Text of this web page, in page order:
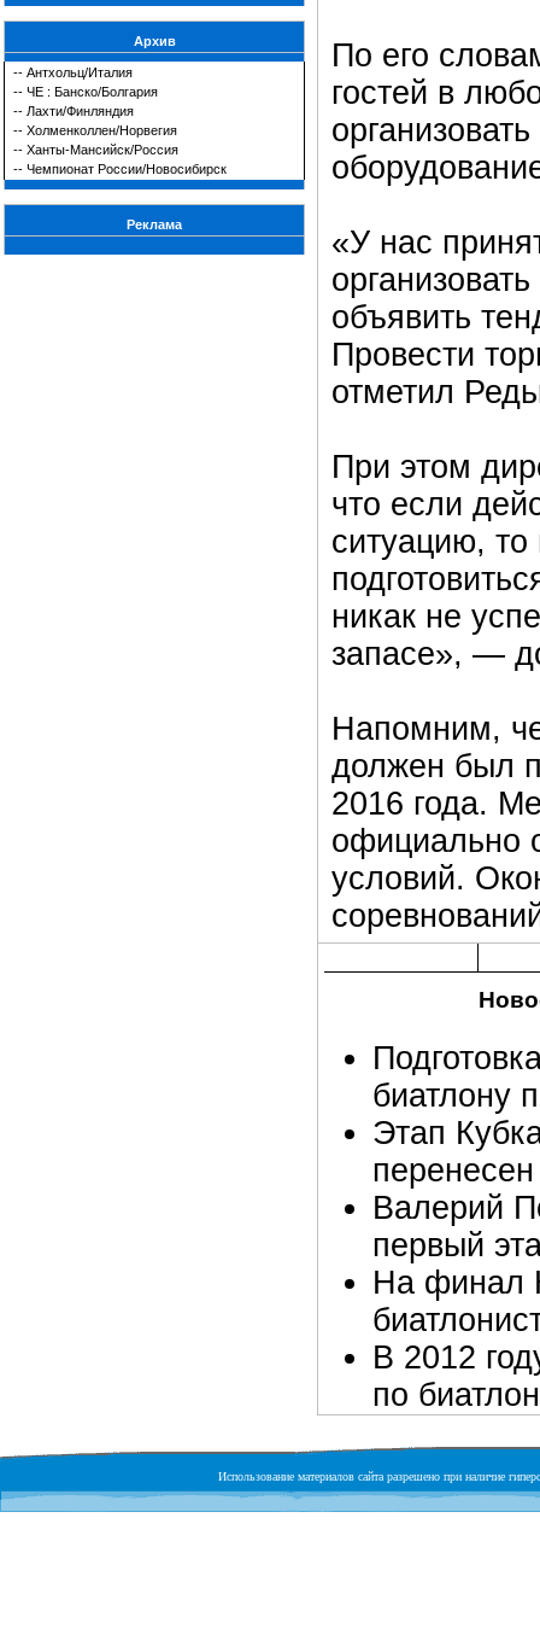
Архив
-- Антхольц/Италия
-- ЧЕ : Банско/Болгария
-- Лахти/Финляндия
-- Холменколлен/Норвегия
-- Ханты-Мансийск/Россия
-- Чемпионат России/Новосибирск
Реклама
По его
гостей в
«У нас
объявить
Провести
отметил
При этом
что если
ситуацию,
никак не
запасе», —
Напомним,
должен был
2016 года.
официально
условий.
биатлону
Этап
перенесен
Валерий
первый
На финал
В 2012
по
Использование материалов сайта разрешено при наличие